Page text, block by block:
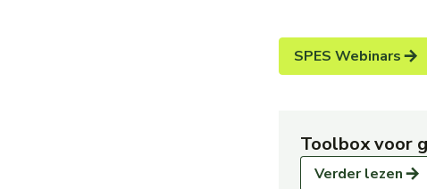
SPES Webinars
Toolbox voor
Verder lezen